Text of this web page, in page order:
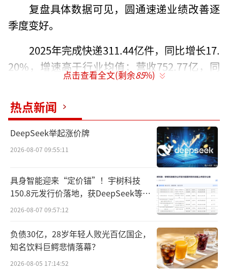
复盘具体数据可见，圆通速递业绩改善逐
季度变好。
2025年完成快递311.44亿件，同比增长17.
20%，增速高于行业均值；营收752.77亿，同
比增长9.05%，归母净利润43.22亿，同比增长
7.73%。
单票成本持续优化，运输成本0.37元、中
心操作成本0.27元，分别同比下降10.35%、3.
75%，数字化精益管理初见成效。全年经营现
金流78.50亿元，现金流充沛，经营质量扎实。
2026年一季报营收187.69亿元，同比仅增
10.01%，但归母净利润13.78亿元，同比上涨6
0.76%；扣非净利13.43亿元，增幅65.79%。
件量增速12.74%，件量温和增长、利润大幅跑
赢，核心是行业价格修复叠加内部降本落地。
点击查看全文(剩余85%)
热点新闻
DeepSeek举起涨价牌
2026-08-07 09:55:11
具身智能迎来“定价锚”！宇树科技
150.8元发行价落地，获DeepSeek等豪
华战配加持
2026-08-07 09:57:12
负债30亿，28岁年轻人败光百亿国企，
知名饮料巨鳄悲情落幕？
2026-08-05 17:14:52